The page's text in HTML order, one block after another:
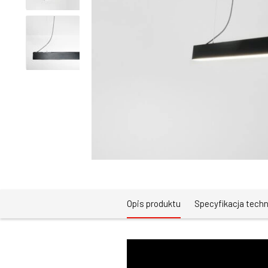
Opis produktu Specyfikacja